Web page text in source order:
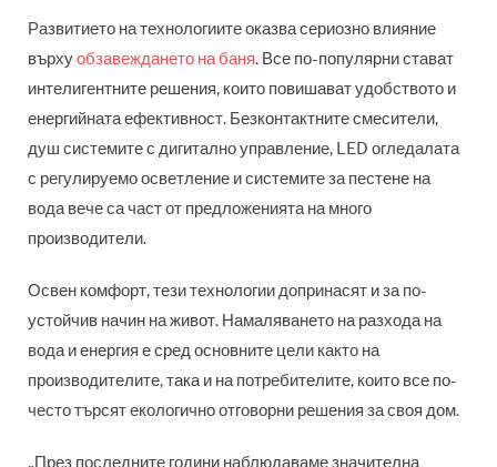
Развитието на технологиите оказва сериозно влияние
върхуобзавеждането на баня. Все по-популярни стават
интелигентните решения, които повишават удобството и
енергийната ефективност. Безконтактните смесители,
душ системите с дигитално управление, LED огледалата
с регулируемо осветление и системите за пестене на
вода вече са част от предложенията на много
производители.
Освен комфорт, тези технологии допринасят и за по-
устойчив начин на живот. Намаляването на разхода на
вода и енергия е сред основните цели както на
производителите, така и на потребителите, които все по-
често търсят екологично отговорни решения за своя дом.
„През последните години наблюдаваме значителна